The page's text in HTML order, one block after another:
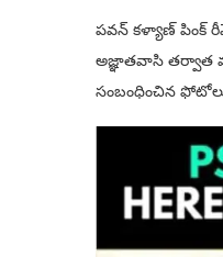
పవన్ కళ్యాణ్ పింక్
అజ్ఞాతవాసి తర్వాత
సంబంధించిన